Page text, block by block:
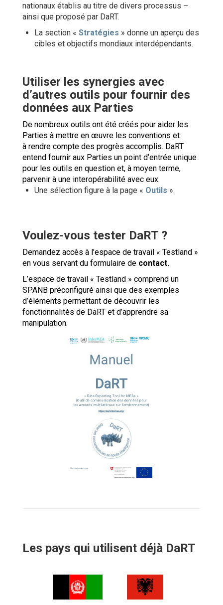
nationaux établis au titre de divers processus –
ainsi que proposé par DaRT.
La section « Stratégies » donne un aperçu des
cibles et objectifs mondiaux interdépendants.
Utiliser les synergies avec
d’autres outils pour fournir des
données aux Parties
De nombreux outils ont été créés pour aider les
Parties à mettre en œuvre les conventions et
à rendre compte des progrès accomplis. DaRT
entend fournir aux Parties un point d’entrée unique
pour les outils en question et, à moyen terme,
parvenir à une interopérabilité avec eux.
Une sélection figure à la page « Outils ».
Voulez-vous tester DaRT ?
Demandez accès à l’espace de travail « Testland »
en vous servant du formulaire de contact.
L’espace de travail « Testland » comprend un
SPANB préconfiguré ainsi que des exemples
d’éléments permettant de découvrir les
fonctionnalités de DaRT et d’apprendre sa
manipulation.
Les pays qui utilisent déjà DaRT